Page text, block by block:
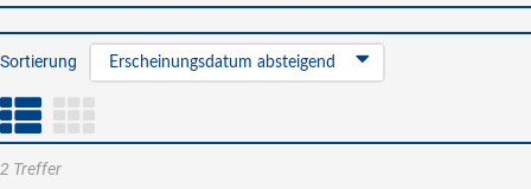
Sortierung Erscheinungsdatum absteigend
2 Treffer